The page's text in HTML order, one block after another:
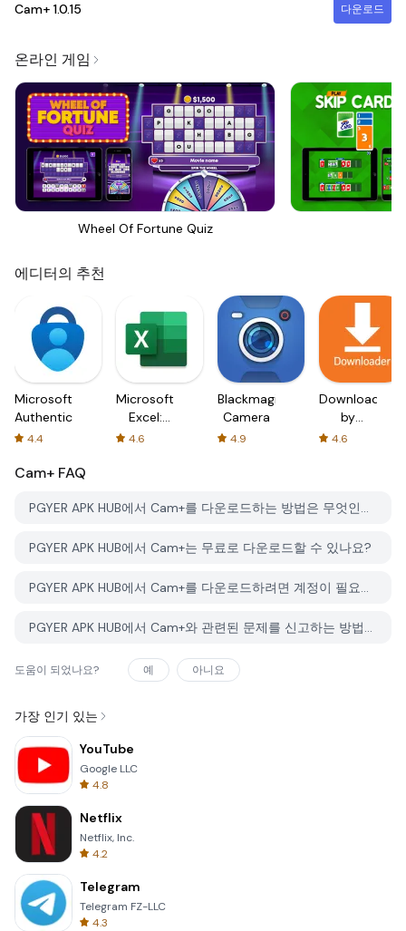
Cam+ 1.0.15 다운로드
온라인 게임
Wheel Of Fortune Quiz
에디터의 추천
Microsoft
Authenticator
4.4
Microsoft
Excel:
Spreadsheets
4.6
Blackmagic
Camera
4.9
Downloader
by
AFTVnews
4.6
Cam+ FAQ
PGYER APK HUB에서 Cam+를 다운로드하는 방법은 무엇인가요?
PGYER APK HUB에서 Cam+는 무료로 다운로드할 수 있나요?
PGYER APK HUB에서 Cam+를 다운로드하려면 계정이 필요한가요?
PGYER APK HUB에서 Cam+와 관련된 문제를 신고하는 방법은 무엇인가요?
도움이 되었나요? 예 아니요
가장 인기 있는
YouTube
Google LLC
4.8
Netflix
Netflix, Inc.
4.2
Telegram
Telegram FZ-LLC
4.3